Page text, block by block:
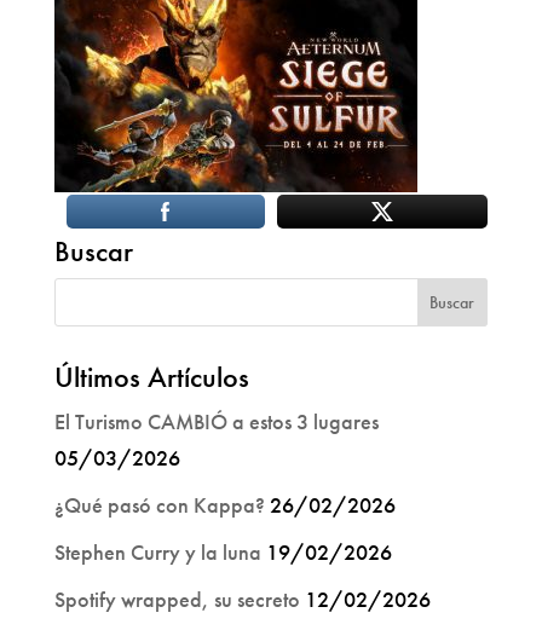
Buscar
Últimos Artículos
El Turismo CAMBIÓ a estos 3 lugares
05/03/2026
¿Qué pasó con Kappa? 26/02/2026
Stephen Curry y la luna 19/02/2026
Spotify wrapped, su secreto 12/02/2026